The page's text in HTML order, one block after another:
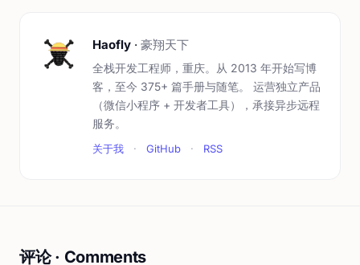
Haofly · 豪翔天下
全栈开发工程师，重庆。从 2013 年开始写博
客，至今 375+ 篇手册与随笔。 运营独立产品
（微信小程序 + 开发者工具），承接异步远程
服务。
关于我 · GitHub · RSS
评论 · Comments